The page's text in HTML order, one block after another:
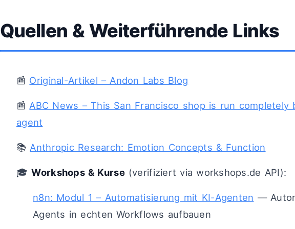
Quellen & Weiterführende Links
📰 Original-Artikel – Andon Labs Blog
📰 ABC News – This San Francisco shop is run completely
agent
📚 Anthropic Research: Emotion Concepts & Function
🎓Workshops & Kurse(verifiziert via workshops.de API):
n8n: Modul 1 – Automatisierung mit KI-Agenten —
Agents in echten Workflows aufbauen